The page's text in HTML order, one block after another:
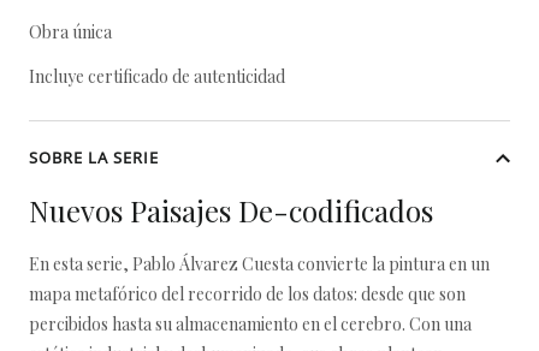
Obra única
Incluye certificado de autenticidad
SOBRE LA SERIE
Nuevos Paisajes De-codificados
En esta serie, Pablo Álvarez Cuesta convierte la pintura en un
mapa metafórico del recorrido de los datos: desde que son
percibidos hasta su almacenamiento en el cerebro. Con una